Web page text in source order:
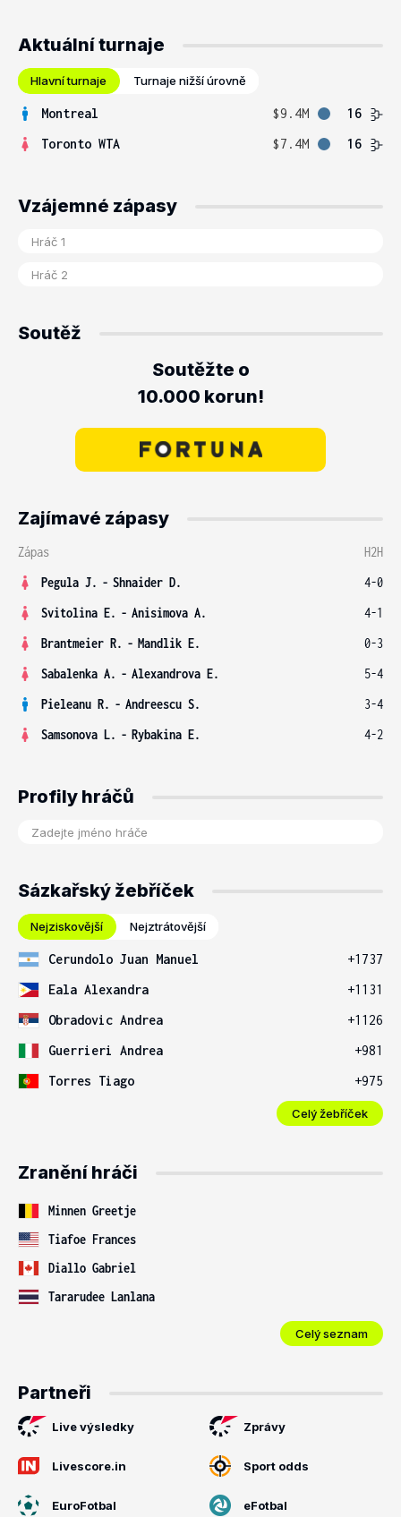
Aktuální turnaje
Hlavní turnaje Turnaje nižší úrovně
Montreal $9.4M
16
Toronto WTA
$7.4M 16
Vzájemné zápasy
Soutěž
Soutěžte o
10.000 korun!
Zajímavé zápasy
Zápas
H2H
Pegula J. - Shnaider D.
4-0
Svitolina E. - Anisimova A.
4-1
Brantmeier R. - Mandlik E.
0-3
Sabalenka A. - Alexandrova E.
5-4
Pieleanu R. - Andreescu S.
3-4
Samsonova L. - Rybakina E. 4-2
Profily hráčů
Sázkařský žebříček
Nejziskovější Nejztrátovější
Cerundolo Juan Manuel
+1737
Eala Alexandra
+1131
Obradovic Andrea
+1126
Guerrieri Andrea
+981
Torres Tiago
+975
Celý žebříček
Zranění hráči
Minnen Greetje
Tiafoe Frances
Diallo Gabriel
Tararudee Lanlana
Celý seznam
Partneři
Live výsledky Zprávy
Livescore.in Sport odds
EuroFotbal eFotbal